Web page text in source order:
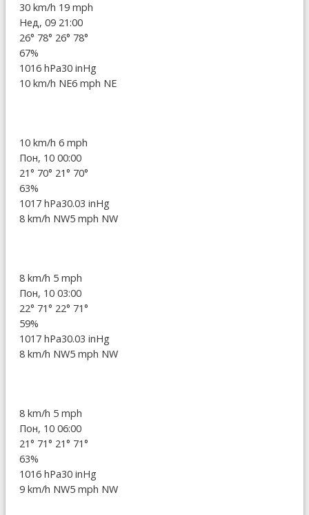
30 km/h 19 mph
Нед, 09 21:00
26° 78° 26° 78°
67%
1016 hPa30 inHg
10 km/h NE6 mph NE
10 km/h 6 mph
Пон, 10 00:00
21° 70° 21° 70°
63%
1017 hPa30.03 inHg
8 km/h NW5 mph NW
8 km/h 5 mph
Пон, 10 03:00
22° 71° 22° 71°
59%
1017 hPa30.03 inHg
8 km/h NW5 mph NW
8 km/h 5 mph
Пон, 10 06:00
21° 71° 21° 71°
63%
1016 hPa30 inHg
9 km/h NW5 mph NW